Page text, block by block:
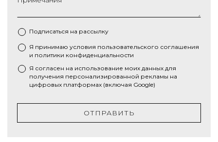
Подписаться на рассылку
* Я принимаю условия пользовательского соглашения
и политики конфиденциальности
Я согласен на использование моих данных для
получения персонализированной рекламы на
цифровых платформах (включая Google)
ОТПРАВИТЬ